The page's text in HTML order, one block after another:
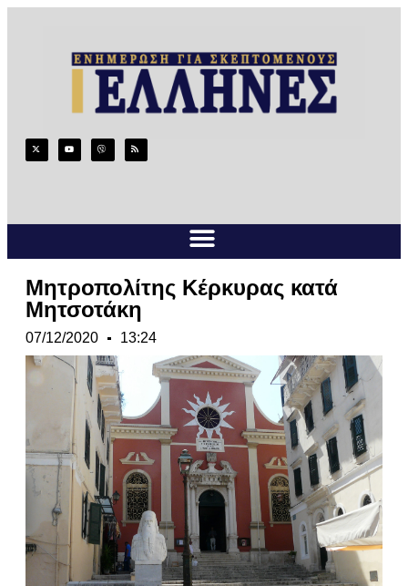
Μητροπολίτης Κέρκυρας κατά
Μητσοτάκη
07/12/2020 13:24